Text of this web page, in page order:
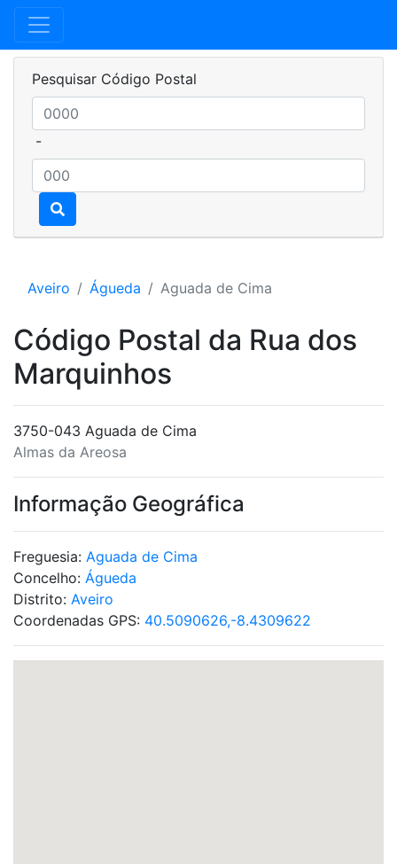
Pesquisar Código Postal
-
Aveiro Águeda Aguada de Cima
Código Postal da Rua dos
Marquinhos
3750-043 Aguada de Cima
Almas da Areosa
Informação Geográfica
Freguesia: Aguada de Cima
Concelho: Águeda
Distrito: Aveiro
Coordenadas GPS: 40.5090626,-8.4309622